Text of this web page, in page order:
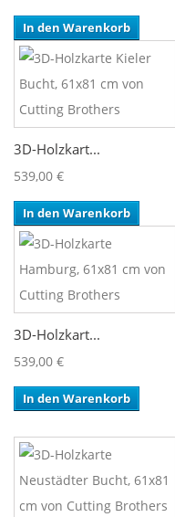
In den Warenkorb
3D-Holzkart...
539,00 €
In den Warenkorb
3D-Holzkart...
539,00 €
In den Warenkorb